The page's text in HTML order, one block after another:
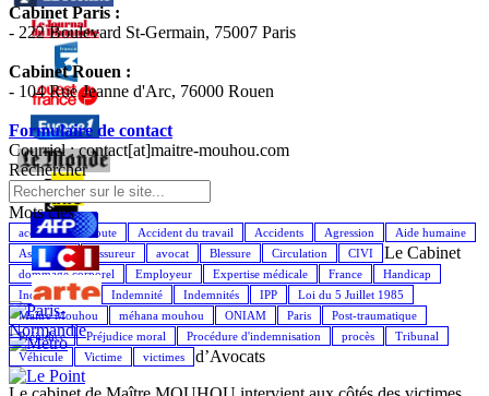
Cabinet Paris :
- 222 Boulevard St-Germain, 75007 Paris
Cabinet Rouen :
- 104 Rue Jeanne d'Arc, 76000 Rouen
Formulaire de contact
Courriel : contact[at]maitre-mouhou.com
Rechercher
Mots cles
accident de la route Accident du travail Accidents Agression
Aide humaine
Assistance
Assureur avocat Blessure Circulation
CIVI
dommage corporel
Employeur Expertise médicale France
Handicap
Indemnisation
Indemnité Indemnités IPP
Loi du 5 Juillet 1985
Maître Mouhou
méhana mouhou ONIAM Paris
Post-traumatique
Préjudice
Préjudice moral Procédure d'indemnisation procès
Tribunal
Véhicule
Victime victimes
Le Cabinet
d’Avocats